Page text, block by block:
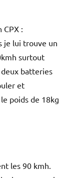
:
je lui trouve un
surtout
deux batteries
et
poids de 18kg
les 90 kmh.